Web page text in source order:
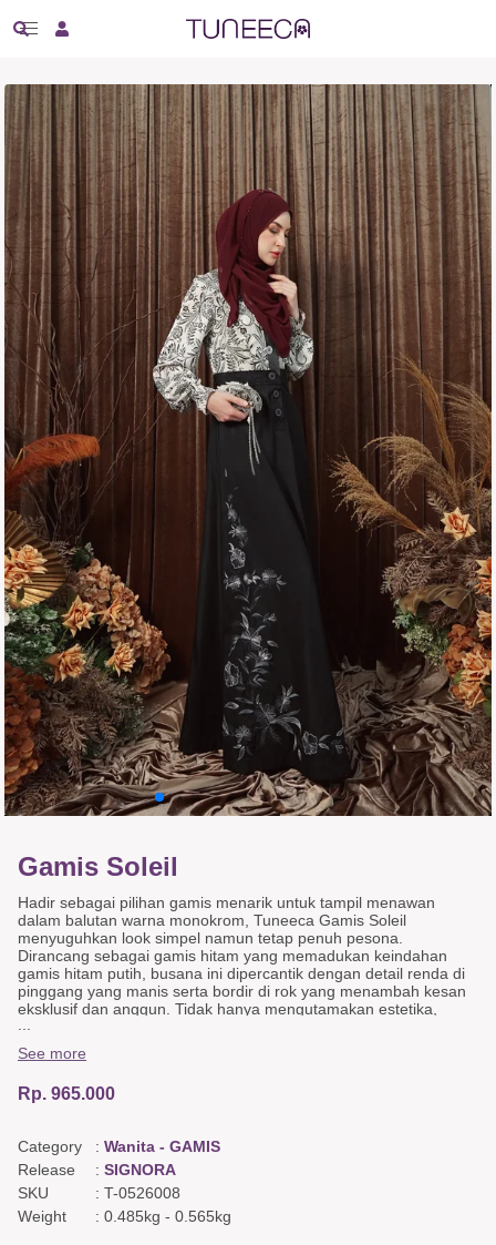
Gamis Soleil
Hadir sebagai pilihan gamis menarik untuk tampil menawan
dalam balutan warna monokrom, Tuneeca Gamis Soleil
menyuguhkan look simpel namun tetap penuh pesona.
Dirancang sebagai gamis hitam yang memadukan keindahan
gamis hitam putih, busana ini dipercantik dengan detail renda di
pinggang yang manis serta bordir di rok yang menambah kesan
eksklusif dan anggun. Tidak hanya mengutamakan estetika,
gamis ini juga sangat fungsional karena bersifat busui friendly,
dilengkapi kupnat untuk siluet tubuh yang lebih pas dan rapi,
serta praktis dengan kehadiran saku kanan kiri untuk menunjang
Bordir di rok,
Renda di pinggang,
Saku kiri kanan.
Detail Belakang
See more
Rp. 965.000
Category : Wanita - GAMIS
Release
: SIGNORA
SKU
: T-0526008
Weight
: 0.485kg - 0.565kg